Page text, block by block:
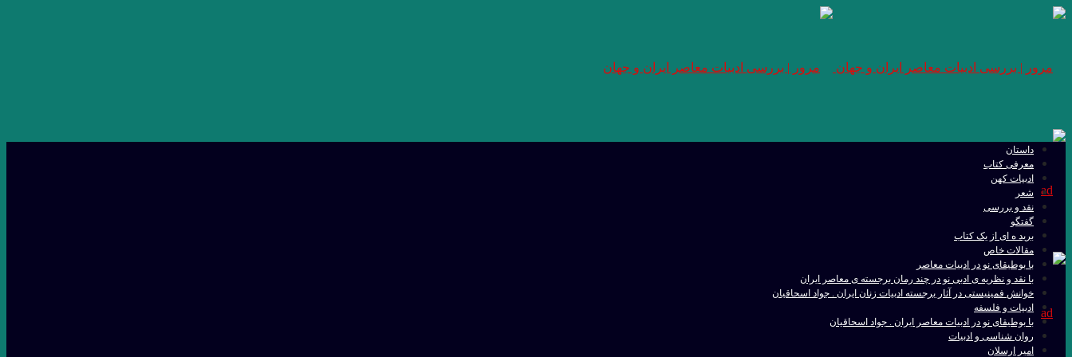
داستان
معرفی کتاب
ادبیات کهن
شعر
نقد و بررسی
گفتگو
برید ه ای از یک کتاب
مقالات خاص
با بوطیقای نو در ادبیات معاصر
با نقد و نظریه ی ادبی نو در چند رمان برجسته ی معاصر ایران
خوانش فمینیستی در آثار برجسته ادبیات زنان ایران . جواد اسحاقیان
ادبیات و فلسفه
با بوطیقای نو در ادبیات معاصر ایران . جواد اسحاقیان
روان شناسی و ادبیات
امیر ارسلان